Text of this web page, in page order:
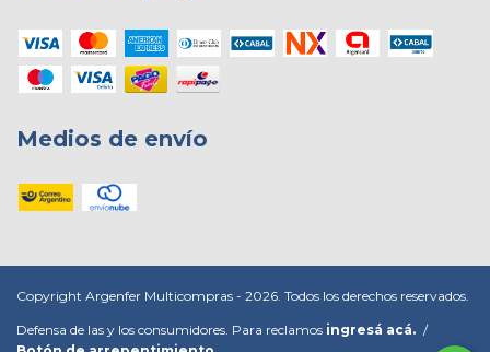
Medios de envío
Copyright Argenfer Multicompras - 2026. Todos los derechos reservados.
Defensa de las y los consumidores. Para reclamos ingresá acá. /